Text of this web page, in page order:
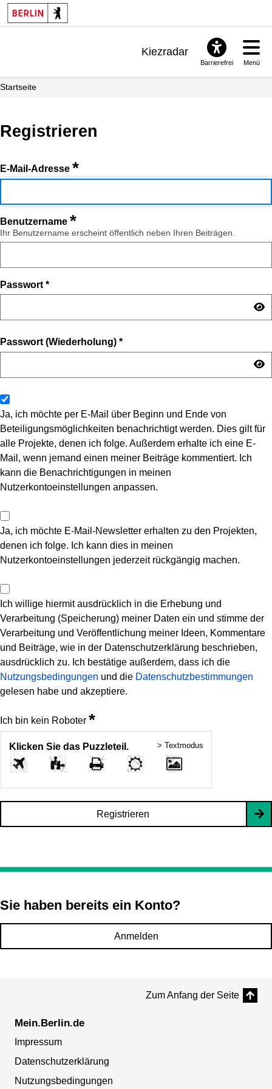
Kiezradar
Barrierefrei Menü
Startseite
Registrieren
E-Mail-Adresse *
Benutzername *
Ihr Benutzername erscheint öffentlich neben Ihren Beiträgen.
Passwort *
Passwort (Wiederholung) *
Ja, ich möchte per E-Mail über Beginn und Ende von
Beteiligungsmöglichkeiten benachrichtigt werden. Dies gilt für
alle Projekte, denen ich folge. Außerdem erhalte ich eine E-
Mail, wenn jemand einen meiner Beiträge kommentiert. Ich
kann die Benachrichtigungen in meinen
Nutzerkontoeinstellungen anpassen.
Ja, ich möchte E-Mail-Newsletter erhalten zu den Projekten,
denen ich folge. Ich kann dies in meinen
Nutzerkontoeinstellungen jederzeit rückgängig machen.
Ich willige hiermit ausdrücklich in die Erhebung und
Verarbeitung (Speicherung) meiner Daten ein und stimme der
Verarbeitung und Veröffentlichung meiner Ideen, Kommentare
und Beiträge, wie in der Datenschutzerklärung beschrieben,
ausdrücklich zu. Ich bestätige außerdem, dass ich die
Nutzungsbedingungen und die Datenschutzbestimmungen
gelesen habe und akzeptiere.
Ich bin kein Roboter *
Klicken Sie das Puzzleteil. > Textmodus
Registrieren
Sie haben bereits ein Konto?
Anmelden
Zum Anfang der Seite
Mein.Berlin.de
Impressum
Datenschutzerklärung
Nutzungsbedingungen